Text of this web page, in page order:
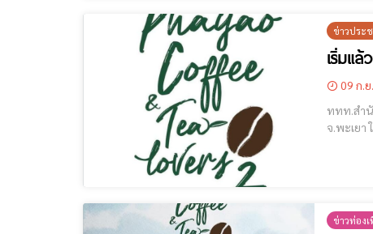
ข่าวประ
เริ่มแ
09 ก.
ททท.สำนั
จ.พะเยา ในงาน Phayao
ข่าวท่องเ